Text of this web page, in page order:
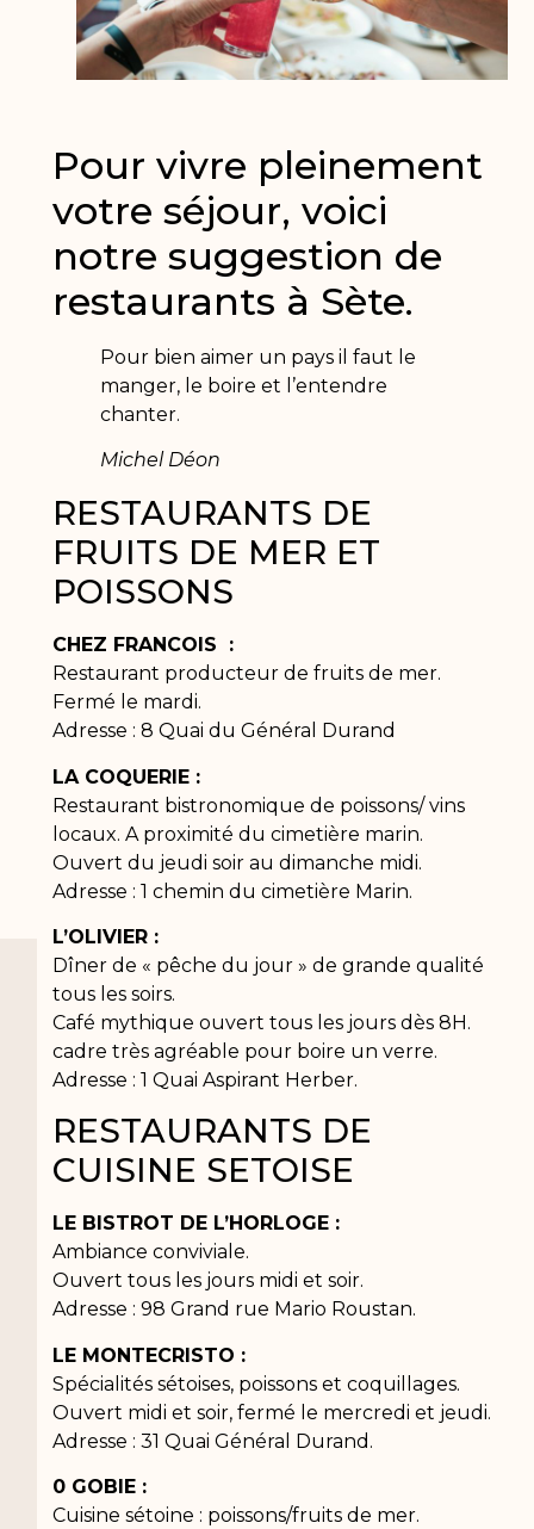
Pour vivre pleinement
votre séjour, voici
notre suggestion de
restaurants à Sète.
Pour bien aimer un pays il faut le
manger, le boire et l’entendre
chanter.
Michel Déon
RESTAURANTS DE
FRUITS DE MER ET
POISSONS
CHEZ FRANCOIS :
Restaurant producteur de fruits de mer.
Fermé le mardi.
Adresse : 8 Quai du Général Durand
LA COQUERIE :
Restaurant bistronomique de poissons/ vins
locaux. A proximité du cimetière marin.
Ouvert du jeudi soir au dimanche midi.
Adresse : 1 chemin du cimetière Marin.
L’OLIVIER :
Dîner de « pêche du jour » de grande qualité
tous les soirs.
Café mythique ouvert tous les jours dès 8H.
cadre très agréable pour boire un verre.
Adresse : 1 Quai Aspirant Herber.
RESTAURANTS DE
CUISINE SETOISE
LE BISTROT DE L’HORLOGE :
Ambiance conviviale.
Ouvert tous les jours midi et soir.
Adresse : 98 Grand rue Mario Roustan.
LE MONTECRISTO :
Spécialités sétoises, poissons et coquillages.
Ouvert midi et soir, fermé le mercredi et jeudi.
Adresse : 31 Quai Général Durand.
0 GOBIE :
Cuisine sétoine : poissons/fruits de mer.